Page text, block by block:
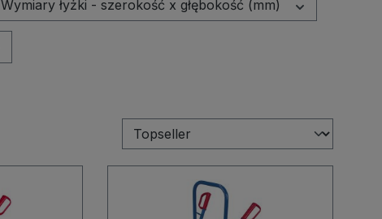
Wymiary łyżki - szerokość x głębokość (mm)